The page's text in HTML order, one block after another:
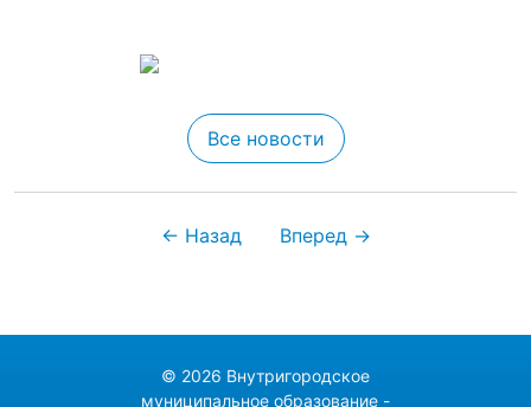
Все новости
← Назад Вперед →
© 2026 Внутригородское
муниципальное образование -